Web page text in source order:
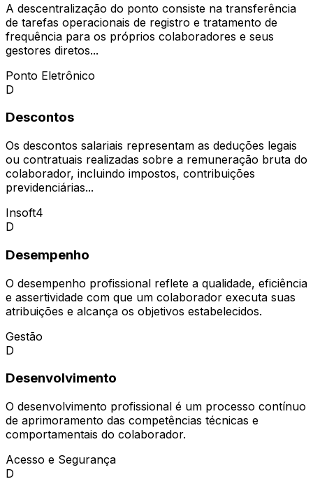
A descentralização do ponto consiste na transferência
de tarefas operacionais de registro e tratamento de
frequência para os próprios colaboradores e seus
gestores diretos...
Ponto Eletrônico
D
Descontos
Os descontos salariais representam as deduções legais
ou contratuais realizadas sobre a remuneração bruta do
colaborador, incluindo impostos, contribuições
previdenciárias...
Insoft4
D
Desempenho
O desempenho profissional reflete a qualidade, eficiência
e assertividade com que um colaborador executa suas
atribuições e alcança os objetivos estabelecidos.
Gestão
D
Desenvolvimento
O desenvolvimento profissional é um processo contínuo
de aprimoramento das competências técnicas e
comportamentais do colaborador.
Acesso e Segurança
D